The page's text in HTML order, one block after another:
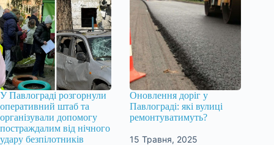
У Павлограді розгорнули
оперативний штаб та
організували допомогу
постраждалим від нічного
удару безпілотників
Оновлення доріг у
Павлограді: які вулиці
ремонтуватимуть?
15 Травня, 2025